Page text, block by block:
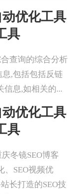
动优化工具
具
查询的综合分析
,包括包括反链
信息,如相关的...
动优化工具
具
冬镜SEO博客
、SEO视频优
长打造的SEO技